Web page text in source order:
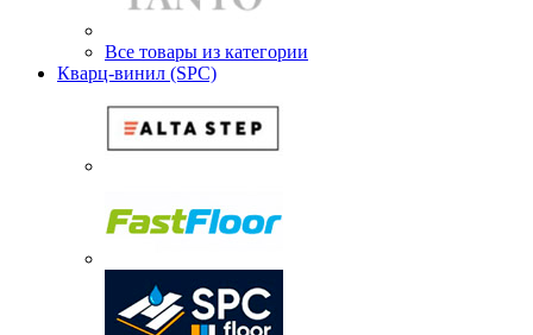
Все товары из категории
Кварц-винил (SPC)